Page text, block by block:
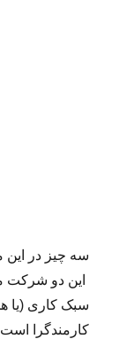
این دو شرکت
کارمندگرا است